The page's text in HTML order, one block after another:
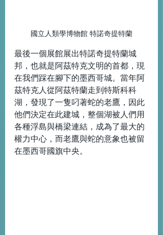
國立人類學博物館 特諾奇提特蘭
最後一個展館展出特諾奇提特蘭城
邦，也就是阿茲特克文明的首都，現
在我們踩在腳下的墨西哥城。當年阿
茲特克人從阿茲特蘭走到特斯科科
湖，發現了一隻叼著蛇的老鷹，因此
他們決定在此建城，整個湖被人們用
各種浮島與橋梁連結，成為了最大的
權力中心，而老鷹與蛇的意象也被留
在墨西哥國旗中央。